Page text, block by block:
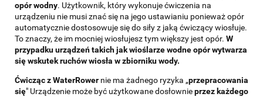
opór wodny. Użytkownik, który wykonuje ćwiczenia na
urządzeniu nie musi znać się na jego ustawianiu ponieważ opór
automatycznie dostosowuje się do siły z jaką ćwiczący wiosłuje.
To znaczy, że im mocniej wiosłujesz tym większy jest opór. W
przypadku urządzeń takich jak wioślarze wodne opór wytwarza
się wskutek ruchów wiosła w zbiorniku wody.
Ćwicząc z WaterRower nie ma żadnego ryzyka „przepracowania
się" Urządzenie może być użytkowane dosłownieprzez każdego